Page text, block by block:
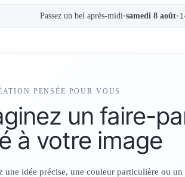
Passez un bel après-midi•samedi 8 août•
PENSÉE POUR VOUS
un faire-
à votre image
une idée précise, une couleur particulière ou